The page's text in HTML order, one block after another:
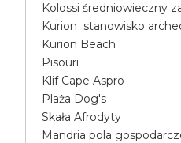
Kolossi średniowieczny
Kurion stanowisko
Kurion Beach
Pisouri
Klif Cape Aspro
Plaża Dog's
Skała Afrodyty
Mandria pola